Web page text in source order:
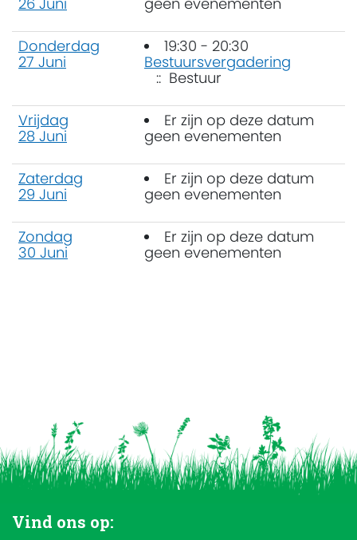
Donderdag
27 Juni
19:30 - 20:30
Bestuursvergadering
:: Bestuur
Vrijdag
28 Juni
Er zijn op deze datum
geen evenementen
Zaterdag
29 Juni
Er zijn op deze datum
geen evenementen
Zondag
30 Juni
Er zijn op deze datum
geen evenementen
Vind ons op: